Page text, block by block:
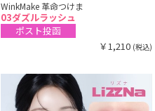
WinkMake 革命つけま
03ダズルラッシュ
ポスト投函
￥1,210 (税込)